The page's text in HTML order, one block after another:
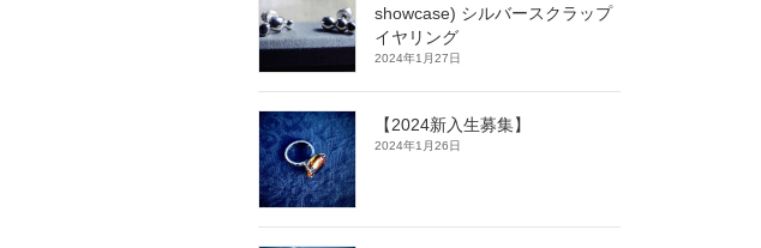
showcase) シルバースクラップ
イヤリング
2024年1月27日
【2024新入生募集】
2024年1月26日